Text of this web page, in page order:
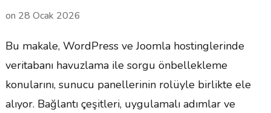
on 28 Ocak 2026
Bu makale, WordPress ve Joomla hostinglerinde
veritabanı havuzlama ile sorgu önbellekleme
konularını, sunucu panellerinin rolüyle birlikte ele
alıyor. Bağlantı çeşitleri, uygulamalı adımlar ve